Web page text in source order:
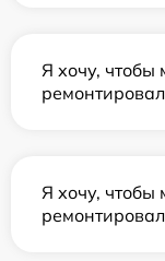
Я хочу, чтобы
Я хочу, чтобы